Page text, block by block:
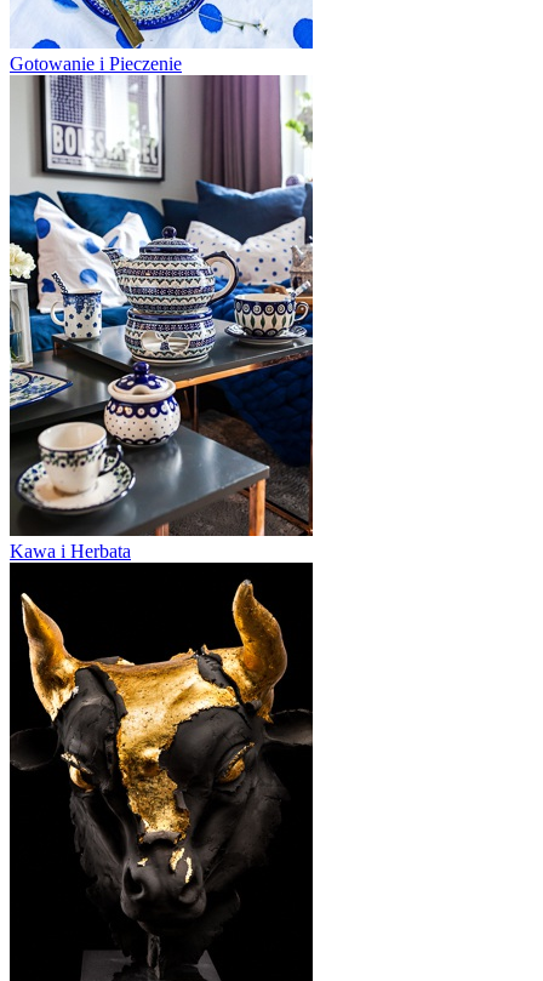
Gotowanie i Pieczenie
Kawa i Herbata